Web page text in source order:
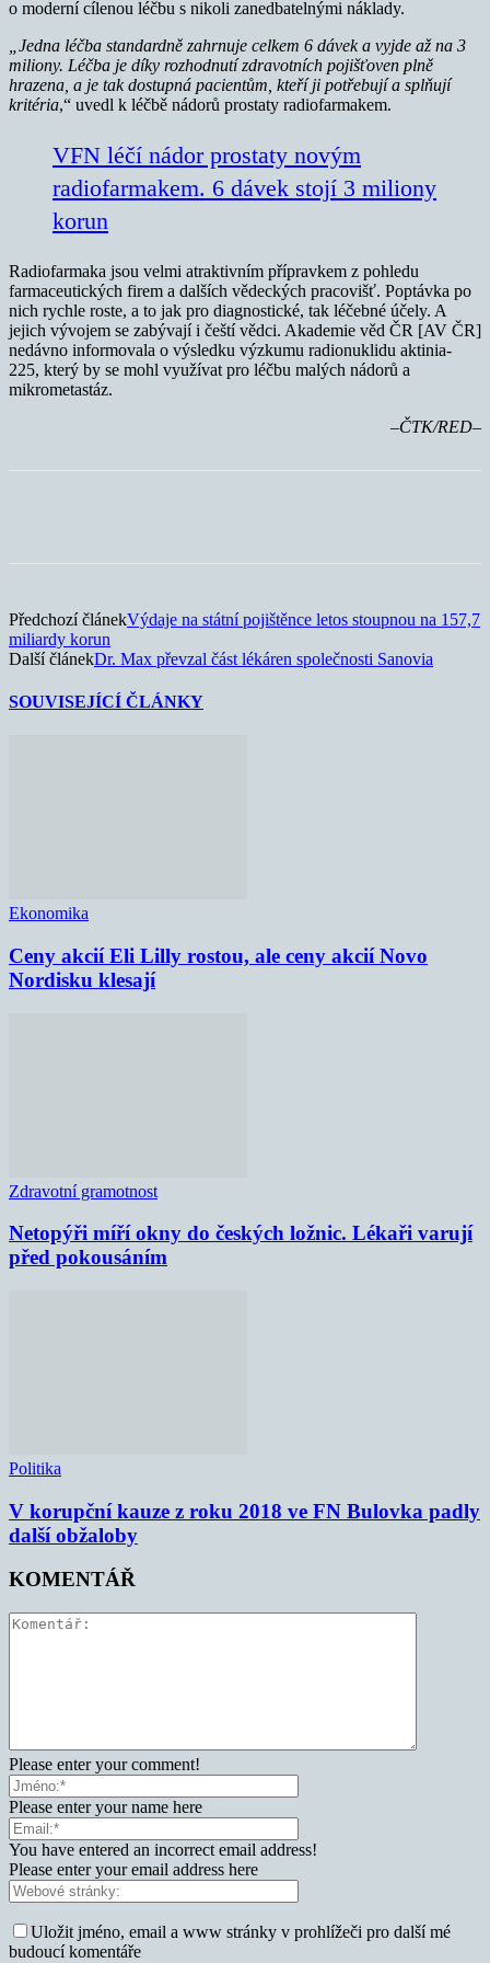
o moderní cílenou léčbu s nikoli zanedbatelnými náklady.
„Jedna léčba standardně zahrnuje celkem 6 dávek a vyjde až na 3
miliony. Léčba je díky rozhodnutí zdravotních pojišťoven plně
hrazena, a je tak dostupná pacientům, kteří ji potřebují a splňují
kritéria,“ uvedl k léčbě nádorů prostaty radiofarmakem.
VFN léčí nádor prostaty novým
radiofarmakem. 6 dávek stojí 3 miliony
korun
Radiofarmaka jsou velmi atraktivním přípravkem z pohledu
farmaceutických firem a dalších vědeckých pracovišť. Poptávka po
nich rychle roste, a to jak pro diagnostické, tak léčebné účely. A
jejich vývojem se zabývají i čeští vědci. Akademie věd ČR [AV ČR]
nedávno informovala o výsledku výzkumu radionuklidu aktinia-
225, který by se mohl využívat pro léčbu malých nádorů a
mikrometastáz.
–ČTK/RED–
Předchozí článekVýdaje na státní pojištěnce letos stoupnou na 157,7
miliardy korun
Další článekDr. Max převzal část lékáren společnosti Sanovia
SOUVISEJÍCÍ ČLÁNKY
Ekonomika
Ceny akcií Eli Lilly rostou, ale ceny akcií Novo
Nordisku klesají
Zdravotní gramotnost
Netopýři míří okny do českých ložnic. Lékaři varují
před pokousáním
Politika
V korupční kauze z roku 2018 ve FN Bulovka padly
další obžaloby
KOMENTÁŘ
Please enter your comment!
Please enter your name here
You have entered an incorrect email address!
Please enter your email address here
Uložit jméno, email a www stránky v prohlížeči pro další mé
budoucí komentáře